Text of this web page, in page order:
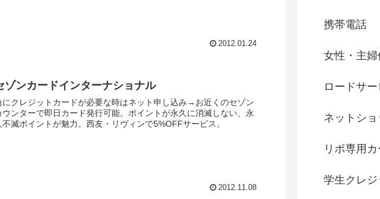
2012.01.24
ゾンカードインターナショナル
にクレジットカードが必要な時はネット申し込み→お近くのセゾン
ウンターで即日カード発行可能。ポイントが永久に消滅しない、永
不滅ポイントが魅力。西友・リヴィンで5%OFFサービス。
2012.11.08
携帯電話
女性・主婦
ロードサー
ネットシ
リボ専用カ
学生クレ